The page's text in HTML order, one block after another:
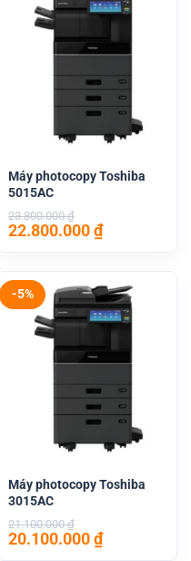
Máy photocopy Toshiba
5015AC
23.800.000₫
Giá
23.800.000 ₫.
22.800.000₫Giá
hiện
22.800.000
-5%
Máy photocopy Toshiba
3015AC
21.100.000₫
Giá
20.100.000₫Giá
hiện